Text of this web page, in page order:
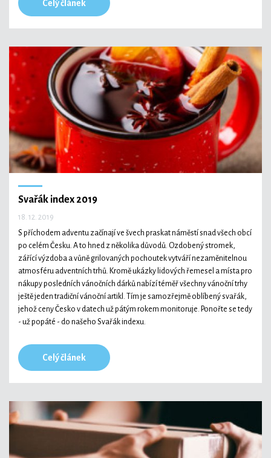
Celý článek
Svařák index 2019
18. 12. 2019
S příchodem adventu začínají ve švech praskat náměstí snad všech obcí
po celém Česku. A to hned z několika důvodů. Ozdobený stromek,
zářící výzdoba a vůně grilovaných pochoutek vytváří nezaměnitelnou
atmosféru adventních trhů. Kromě ukázky lidových řemesel a místa pro
nákupy posledních vánočních dárků nabízí téměř všechny vánoční trhy
ještě jeden tradiční vánoční artikl. Tím je samozřejmě oblíbený svařák,
jehož ceny Česko v datech už pátým rokem monitoruje. Ponořte se tedy
- už popáté - do našeho Svařák indexu.
Celý článek